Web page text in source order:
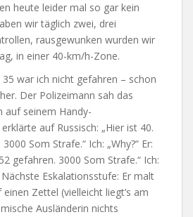
heute leider mal so gar kein
wir täglich zwei, drei
rausgewunken wurden wir
in einer 40-km/h-Zone.
war ich nicht gefahren – schon
Der Polizeimann sah das
auf seinem Handy-
auf Russisch: „Hier ist 40.
Som Strafe.“ Ich: „Why?“ Er:
gefahren. 3000 Som Strafe.“ Ich:
Nächste Eskalationsstufe: Er malt
Zettel (vielleicht liegt’s am
Ausländerin nichts